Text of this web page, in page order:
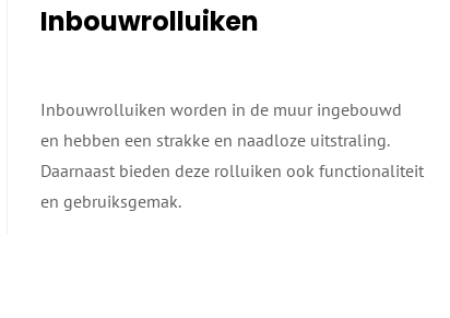
Inbouwrolluiken
Inbouwrolluiken worden in de muur ingebouwd
en hebben een strakke en naadloze uitstraling.
Daarnaast bieden deze rolluiken ook functionaliteit
en gebruiksgemak.